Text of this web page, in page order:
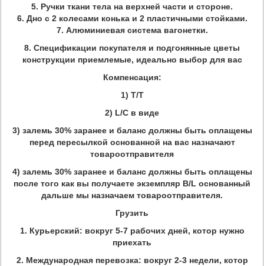
5. Ручки ткани тела на верхней части и стороне.
6. Дно с 2 колесами конька и 2 пластичными стойками.
7. Алюминиевая система вагонетки.
8. Спецификации покупателя и подгонянные цветы
конструкции приемлемые, идеально выбор для вас
Компенсация:
1) T/T
2) L/C в виде
3) залемь 30% заранее и баланс должны быть оплащены
перед пересылкой основанной на вас назначают
товароотправителя
4) залемь 30% заранее и баланс должны быть оплащены
после того как вы получаете экземпляр B/L основанный
дальше мы назначаем товароотправителя.
Грузить
1. Курьерский: вокруг 5-7 рабочих дней, котор нужно
приехать
2. Международная перевозка: вокруг 2-3 недели, котор